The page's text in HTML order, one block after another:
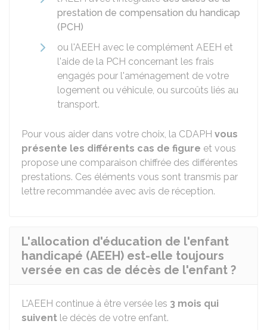
prestation de compensation du handicap
(PCH)
ou l'AEEH avec le complément AEEH et
l'aide de la PCH concernant les frais
engagés pour l'aménagement de votre
logement ou véhicule, ou surcoûts liés au
transport.
Pour vous aider dans votre choix, la CDAPH vous
présente les différents cas de figure et vous
propose une comparaison chiffrée des différentes
prestations. Ces éléments vous sont transmis par
lettre recommandée avec avis de réception.
L'allocation d'éducation de l'enfant
handicapé (AEEH) est-elle toujours
versée en cas de décès de l'enfant ?
L'AEEH continue à être versée les 3 mois qui
suivent le décès de votre enfant.